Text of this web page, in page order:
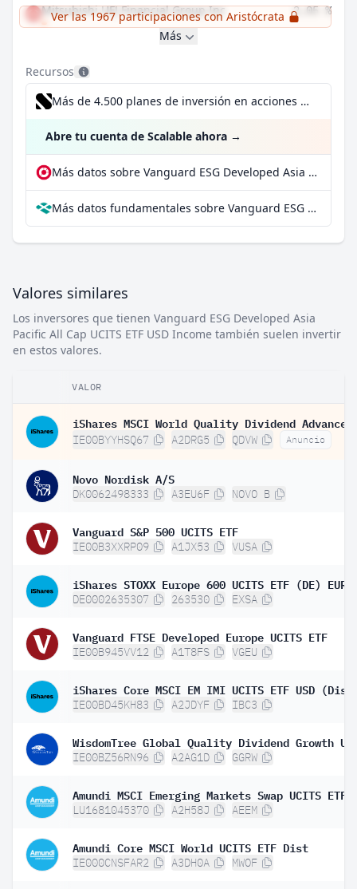
Mitsubishi UFJ Financial Group Inc 2,05 %
Ver las 1967 participaciones con Aristócrata
Más
Recursos
Más de 4.500 planes de inversión en acciones desde 1 €
Abre tu cuenta de Scalable ahora →
Más datos sobre Vanguard ESG Developed Asia Pacific All Cap UCITS ETF USD Income en extraETF
Más datos fundamentales sobre Vanguard ESG Developed Asia Pacific All Cap UCITS ETF USD Income en Parqet
Valores similares
Los inversores que tienen Vanguard ESG Developed Asia
Pacific All Cap UCITS ETF USD Income también suelen invertir
en estos valores.
VALOR
IE00BYYHSQ67 A2DRG5 QDVW Anuncio
Novo Nordisk A/S
DK0062498333 A3EU6F NOVO B
Vanguard S&P 500 UCITS ETF
IE00B3XXRP09 A1JX53 VUSA
DE0002635307 263530 EXSA
Vanguard FTSE Developed Europe UCITS ETF
IE00B945VV12 A1T8FS VGEU
iShares Core MSCI EM IMI UCITS ETF USD
IE00BD45KH83 A2JDYF IBC3
IE00BZ56RN96 A2AG1D GGRW
LU1681045370 A2H58J AEEM
Amundi Core MSCI World UCITS ETF Dist
IE000CNSFAR2 A3DH0A MWOF